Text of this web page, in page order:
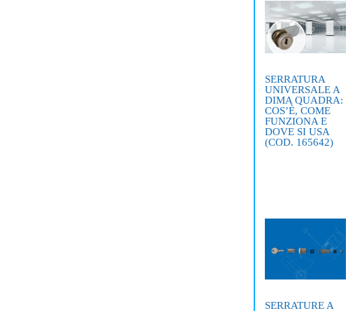
SERRATURA
UNIVERSALE A
DIMA QUADRA:
COS’È, COME
FUNZIONA E
DOVE SI USA
(COD. 165642)
SERRATURE A